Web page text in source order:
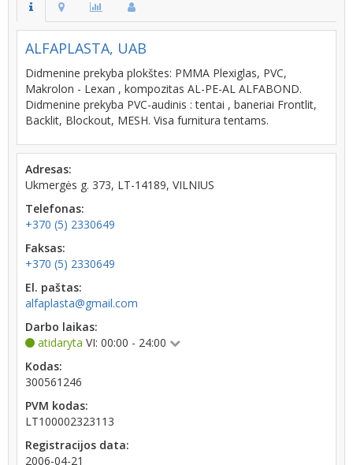
ALFAPLASTA, UAB
Didmenine prekyba plokštes: PMMA Plexiglas, PVC,
Makrolon - Lexan , kompozitas AL-PE-AL ALFABOND.
Didmenine prekyba PVC-audinis : tentai , baneriai Frontlit,
Backlit, Blockout, MESH. Visa furnitura tentams.
Adresas:
Ukmergės g. 373, LT-14189, VILNIUS
Telefonas:
+370 (5) 2330649
Faksas:
+370 (5) 2330649
El. paštas:
alfaplasta@gmail.com
Darbo laikas:
atidaryta VI: 00:00 - 24:00
Kodas:
300561246
PVM kodas:
LT100002323113
Registracijos data:
2006-04-21